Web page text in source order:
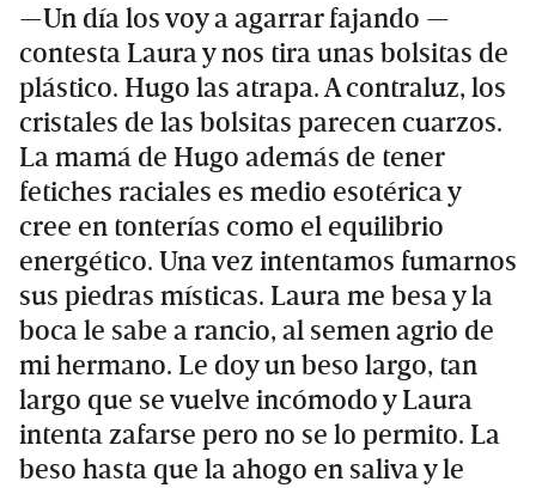
—Un día los voy a agarrar fajando —
contesta Laura y nos tira unas bolsitas de
plástico. Hugo las atrapa. A contraluz, los
cristales de las bolsitas parecen cuarzos.
La mamá de Hugo además de tener
fetiches raciales es medio esotérica y
cree en tonterías como el equilibrio
energético. Una vez intentamos fumarnos
sus piedras místicas. Laura me besa y la
boca le sabe a rancio, al semen agrio de
mi hermano. Le doy un beso largo, tan
largo que se vuelve incómodo y Laura
intenta zafarse pero no se lo permito. La
beso hasta que la ahogo en saliva y le